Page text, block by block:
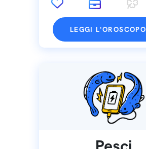
LEGGI L'OROSCOPO